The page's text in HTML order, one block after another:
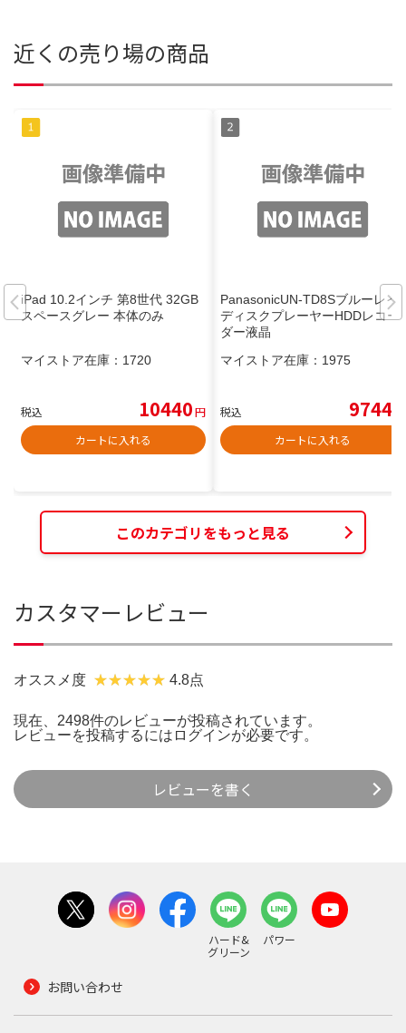
近くの売り場の商品
iPad 10.2インチ 第8世代 32GB
スペースグレー 本体のみ
マイストア在庫： 1720
税込 10440円
カートに入れる
PanasonicUN-TD8Sブルーレイ
ディスクプレーヤーHDDレコー
ダー液晶
マイストア在庫： 1975
税込 9744
カートに入れる
このカテゴリをもっと見る
カスタマーレビュー
オススメ度 4.8点
現在、2498件のレビューが投稿されています。
レビューを投稿するには ログインが必要です。
レビューを書く
ハード&
グリーン
パワー
お問い合わせ